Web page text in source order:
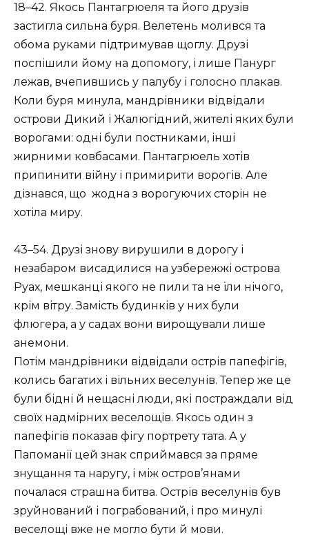
18–42. Якось Пантагрюеля та його друзів
застигла сильна буря. Велетень молився та
обома руками підтримував щоглу. Друзі
поспішили йому на допомогу, і лише Панург
лежав, вчепившись у палубу і голосно плакав.
Коли буря минула, мандрівники відвідали
острови Дикий і Жалюгідний, жителі яких були
ворогами: одні були постниками, інші
жирними ковбасами. Пантагрюель хотів
припинити війну і примирити ворогів. Але
дізнався, що жодна з ворогуючих сторін не
хотіла миру.
43–54. Друзі знову вирушили в дорогу і
незабаром висадилися на узбережжі острова
Руах, мешканці якого не пили та не їли нічого,
крім вітру. Замість будинків у них були
флюгера, а у садах вони вирощували лише
анемони.
Потім мандрівники відвідали острів папефігів,
колись багатих і вільних веселунів. Тепер же це
були бідні й нещасні люди, які постраждали від
своїх надмірних веселощів. Якось один з
папефігів показав фігу портрету тата. А у
Папоманії цей знак сприймався за пряме
знущання та наругу, і між остров’янами
почалася страшна битва. Острів веселунів був
зруйнований і пограбований, і про минулі
веселощі вже не могло бути й мови.